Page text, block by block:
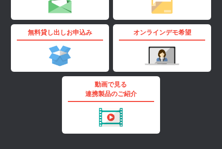
無料貸し出しお申込み オンラインデモ希望
動画で見る
連携製品のご紹介